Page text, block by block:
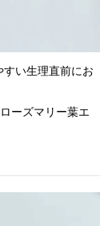
すい生理直前にお
ーズマリー葉エ